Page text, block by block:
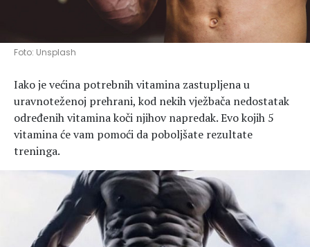
Foto: Unsplash
Iako je većina potrebnih vitamina zastupljena u
uravnoteženoj prehrani, kod nekih vježbača nedostatak
određenih vitamina koči njihov napredak. Evo kojih 5
vitamina će vam pomoći da poboljšate rezultate
treninga.